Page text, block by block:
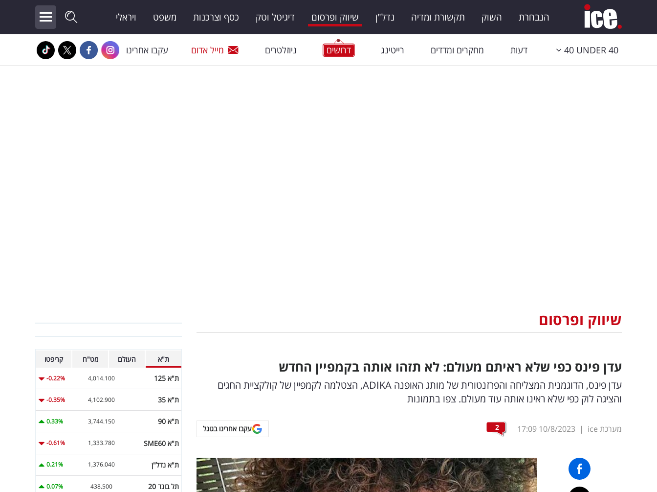
הנבחרת השוק תקשורת ומדיה נדל"ן שיווק ופרסום דיגיטל וטק כסף וצרכנות משפט ויראלי
40 UNDER 40 דעות מחקרים ומדדים רייטינג דרושים ניוזלטרים מייל אדום עקבו אחרינו
שיווק ופרסום
עדן פינס כפי שלא ראיתם מעולם: לא תזהו אותה בקמפיין החדש
עדן פינס, הדוגמנית המצליחה והפרזנטורית של מותג האופנה ADIKA, הצטלמה לקמפיין של קולקציית החגים
והציגה לוק כפי שלא ראינו אותה עוד מעולם. צפו בתמונות
מערכת ice |
10/8/2023
17:09
2 עקבו אחרינו בגוגל
ת"א העולם מט"ח קריפטו
ת"א 125 4,014.100
-0.22%
ת"א 35 4,102.900
-0.35%
ת"א 90 3,744.150
0.33%
ת"א SME60 1,333.780
-0.61%
ת"א נדל"ן 1,376.040
0.21%
תל בונד 20 438.500
0.07%